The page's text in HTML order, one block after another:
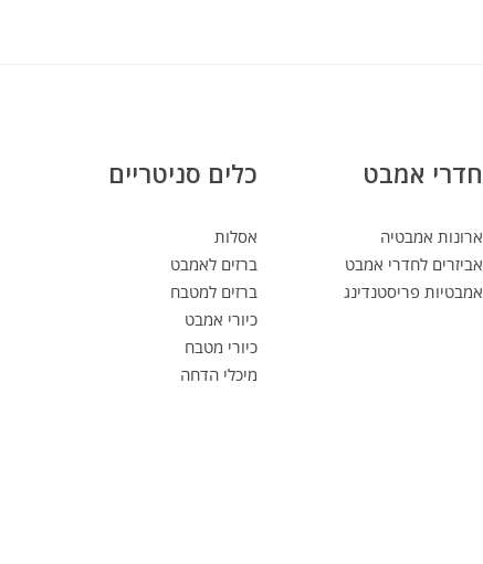
חדרי אמבט
ארונות אמבטיה
אביזרים לחדרי אמבט
אמבטיות פריסטנדינג
כלים סניטריים
אסלות
ברזים לאמבט
ברזים למטבח
כיורי אמבט
כיורי מטבח
מיכלי הדחה